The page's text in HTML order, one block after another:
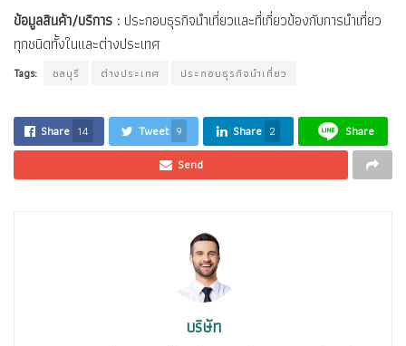
ข้อมูลสินค้า/บริการ : ประกอบธุรกิจนำเที่ยวและที่เกี่ยวข้องกับการนำเที่ยว
ทุกชนิดทั้งในและต่างประเทศ
Tags: ชลบุรี ต่างประเทศ ประกอบธุรกิจนำเที่ยว
Share 14 Tweet 9 Share 2
Share
Send
บริษัท